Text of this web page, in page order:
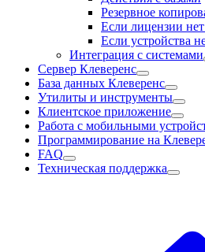
Резервное
Если лицензии
Если устройства
Интеграция с системами
Сервер Клеверенс
База данных Клеверенс
Утилиты и инструменты
Клиентское приложение
Работа с мобильными
Программирование на
FAQ
Техническая поддержка